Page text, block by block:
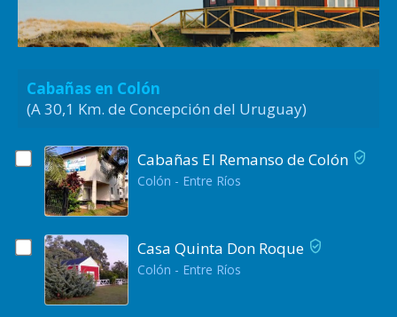
Cabañas en Colón
(A 30,1 Km. de Concepción del Uruguay)
Cabañas El Remanso de Colón
Colón - Entre Ríos
Casa Quinta Don Roque
Colón - Entre Ríos